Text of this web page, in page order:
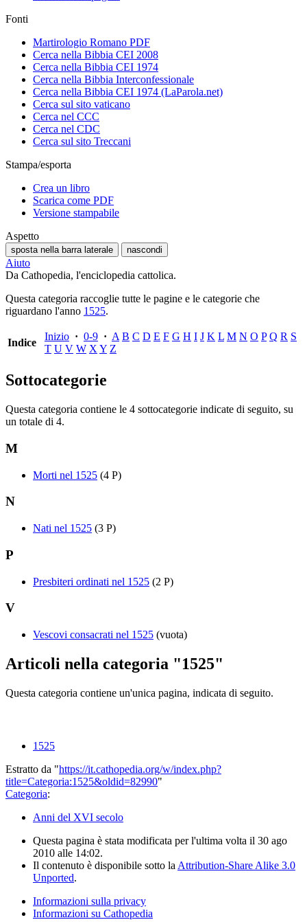
Fonti
Martirologio Romano PDF
Cerca nella Bibbia CEI 2008
Cerca nella Bibbia CEI 1974
Cerca nella Bibbia Interconfessionale
Cerca nella Bibbia CEI 1974 (LaParola.net)
Cerca sul sito vaticano
Cerca nel CCC
Cerca nel CDC
Cerca sul sito Treccani
Stampa/esporta
Crea un libro
Scarica come PDF
Versione stampabile
Aspetto
sposta nella barra laterale nascondi
Aiuto
Da Cathopedia, l'enciclopedia cattolica.
Questa categoria raccoglie tutte le pagine e le categorie che
riguardano l'anno 1525.
Indice
Inizio · 0-9 · A B C D E F G H I J K L M N O P Q R S
T U V W XY Z
Sottocategorie
Questa categoria contiene le 4 sottocategorie indicate di seguito, su
un totale di 4.
M
Morti nel 1525 (4 P)
N
Nati nel 1525 (3 P)
P
Presbiteri ordinati nel 1525 (2 P)
V
Vescovi consacrati nel 1525 (vuota)
Articoli nella categoria "1525"
Questa categoria contiene un'unica pagina, indicata di seguito.
1525
Estratto da "https://it.cathopedia.org/w/index.php?
title=Categoria:1525&oldid=82990"
Categoria:
Anni del XVI secolo
Questa pagina è stata modificata per l'ultima volta il 30 ago
2010 alle 14:02.
Il contenuto è disponibile sotto la Attribution-Share Alike 3.0
Unported.
Informazioni sulla privacy
Informazioni su Cathopedia